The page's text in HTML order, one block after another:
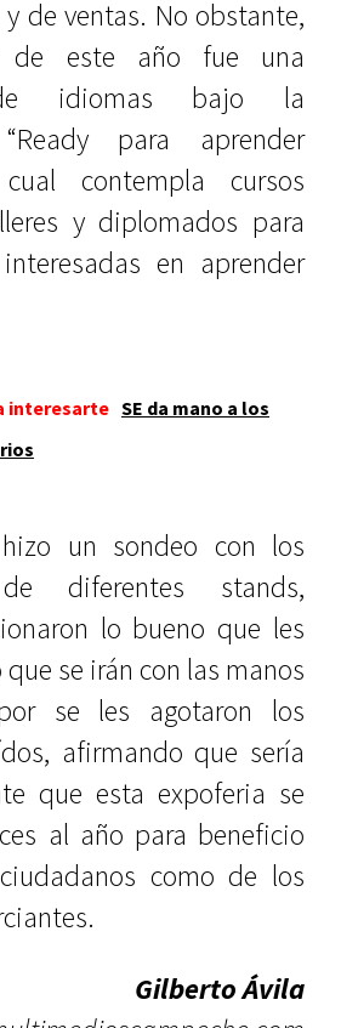
de ventas. No obstante,
de este año fue una
idiomas bajo la
para aprender
contempla cursos
y diplomados para
en aprender
interesarte SE da mano a los
hizo un sondeo con los
diferentes stands,
lo bueno que les
se irán con las manos
se les agotaron los
afirmando que sería
que esta expoferia se
al año para beneficio
como de los
Gilberto Ávila